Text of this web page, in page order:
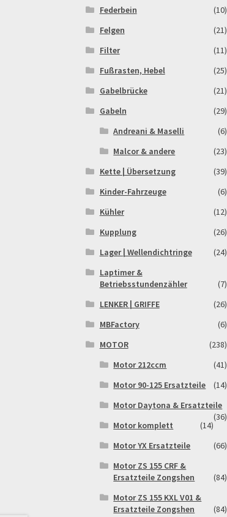
Federbein
(10)
Felgen
(21)
Filter
(11)
Fußrasten, Hebel
(25)
Gabelbrücke
(21)
Gabeln
(29)
Andreani & Maselli
(6)
Malcor & andere
(23)
Kette | Übersetzung
(39)
Kinder-Fahrzeuge
(6)
Kühler
(12)
Kupplung
(26)
Lager | Wellendichtringe
(24)
Laptimer &
Betriebsstundenzähler
(7)
LENKER | GRIFFE
(26)
MBFactory
(6)
MOTOR
(238)
Motor 212ccm
(41)
Motor 90-125 Ersatzteile
(14)
Motor Daytona & Ersatzteile
(36)
Motor komplett
(14)
Motor YX Ersatzteile
(66)
Motor ZS 155 CRF &
Ersatzteile Zongshen
(84)
Motor ZS 155 KXL V01 &
Ersatzteile Zongshen
(84)